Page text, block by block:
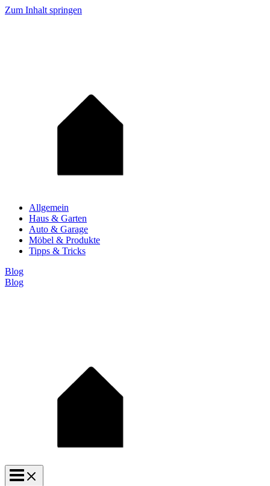
Zum Inhalt springen
Allgemein
Haus & Garten
Auto & Garage
Möbel & Produkte
Tipps & Tricks
Blog
Blog